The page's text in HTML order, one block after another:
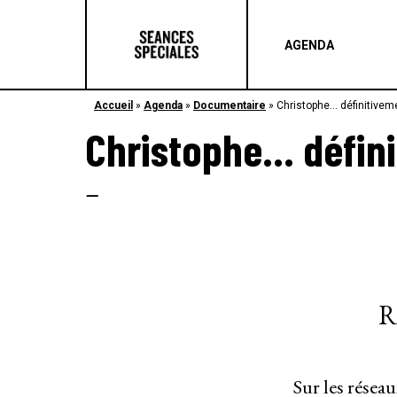
AGENDA
Accueil » Agenda » Documentaire » Christophe…
Christophe…
–
Sur les